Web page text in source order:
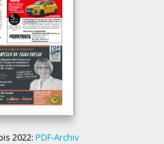
2022: PDF-Archiv